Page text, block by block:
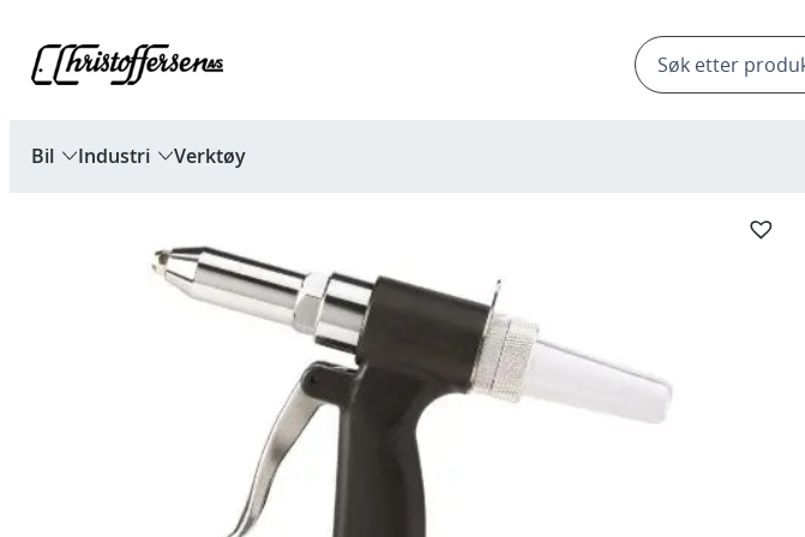
innhold
Products
search
Bil Industri Verktøy